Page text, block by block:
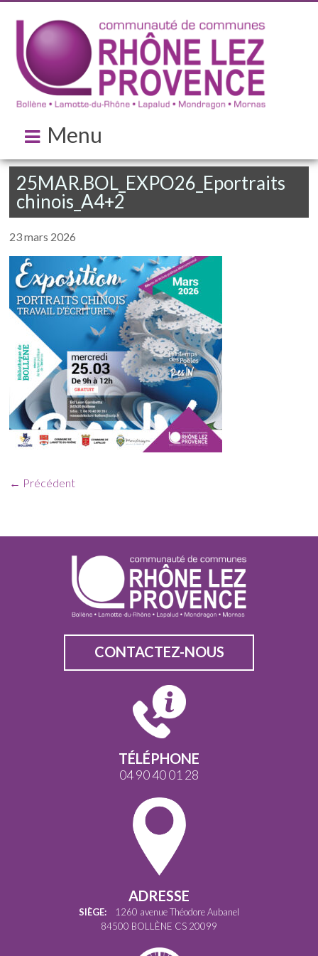
Menu
25MAR.BOL_EXPO26_Eportraits
chinois_A4+2
23 mars 2026
← Précédent
CONTACTEZ-NOUS
TÉLÉPHONE
04 90 40 01 28
ADRESSE
SIÈGE: 1260 avenue Théodore Aubanel
84500 BOLLÈNE CS 20099